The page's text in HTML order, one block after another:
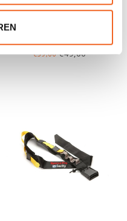
H.F. WERPLIJN COMPACT
€59,00€49,00